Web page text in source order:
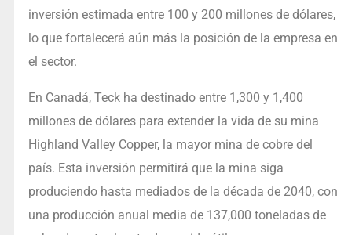
inversión estimada entre 100 y 200 millones de dólares,
lo que fortalecerá aún más la posición de la empresa en
el sector.
En Canadá, Teck ha destinado entre 1,300 y 1,400
millones de dólares para extender la vida de su mina
Highland Valley Copper, la mayor mina de cobre del
país. Esta inversión permitirá que la mina siga
produciendo hasta mediados de la década de 2040, con
una producción anual media de 137,000 toneladas de